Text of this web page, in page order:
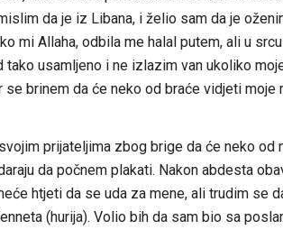
da je iz Libana, i želio sam da je
mi Allaha, odbila me halal putem, ali u
tako usamljeno i ne izlazim van ukoliko
se brinem da će neko od braće vidjeti
prijateljima zbog brige da će neko od
da počnem plakati. Nakon abdesta
htjeti da se uda za mene, ali trudim se
(hurija). Volio bih da sam bio sa